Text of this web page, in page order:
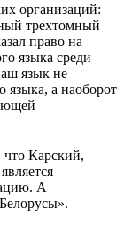
организаций:
трехтомный
право на
языка среди
язык не
языка, а наоборот
что Карский,
А